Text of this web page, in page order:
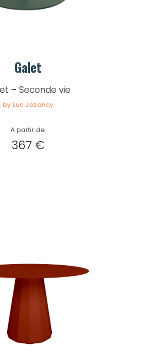
Galet
– Seconde vie
by Luc Jozancy
A partir de
367 €